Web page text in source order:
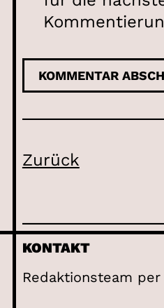
Zurück
KONTAKT
Redaktionsteam per